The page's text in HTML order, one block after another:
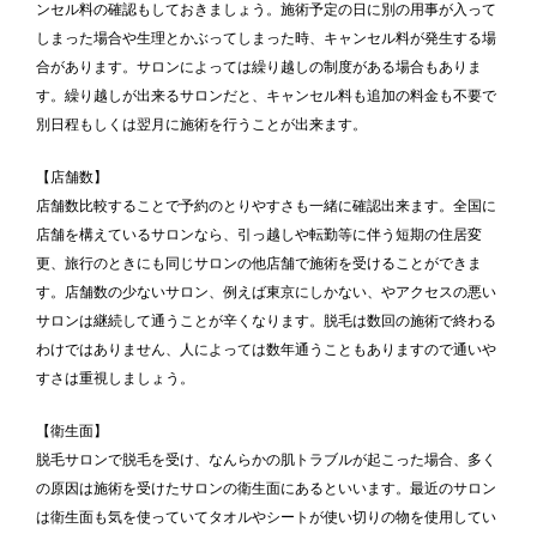
ンセル料の確認もしておきましょう。施術予定の日に別の用事が入って
しまった場合や生理とかぶってしまった時、キャンセル料が発生する場
合があります。サロンによっては繰り越しの制度がある場合もありま
す。繰り越しが出来るサロンだと、キャンセル料も追加の料金も不要で
別日程もしくは翌月に施術を行うことが出来ます。
【店舗数】
店舗数比較することで予約のとりやすさも一緒に確認出来ます。全国に
店舗を構えているサロンなら、引っ越しや転勤等に伴う短期の住居変
更、旅行のときにも同じサロンの他店舗で施術を受けることができま
す。店舗数の少ないサロン、例えば東京にしかない、やアクセスの悪い
サロンは継続して通うことが辛くなります。脱毛は数回の施術で終わる
わけではありません、人によっては数年通うこともありますので通いや
すさは重視しましょう。
【衛生面】
脱毛サロンで脱毛を受け、なんらかの肌トラブルが起こった場合、多く
の原因は施術を受けたサロンの衛生面にあるといいます。最近のサロン
は衛生面も気を使っていてタオルやシートが使い切りの物を使用してい